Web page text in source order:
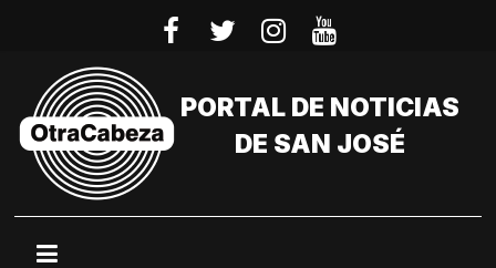
PORTAL DE NOTICIAS
DE SAN JOSÉ